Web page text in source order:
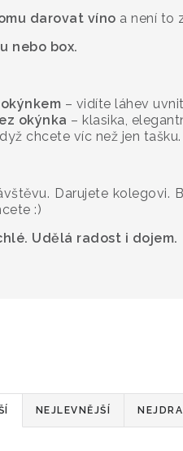
darovat víno a není to
nebo box.
– vidíte láhev
okýnka – klasika,
chcete víc než jen
Darujete kolegovi.
:)
Udělá radost i dojem.
NEJLEVNĚJŠÍ